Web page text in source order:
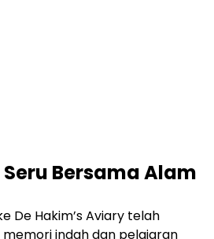
Bersama Alam
De Hakim’s Aviary telah
indah dan pelajaran